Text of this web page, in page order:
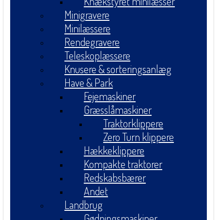
Minigravere
Minilæssere
Rendegravere
Teleskoplæssere
Knusere & sorteringsanlæg
Have & Park
Fejemaskiner
Græsslåmaskiner
Traktorklippere
Zero Turn klippere
Hækkeklippere
Kompakte traktorer
Redskabsbærer
Andet
Landbrug